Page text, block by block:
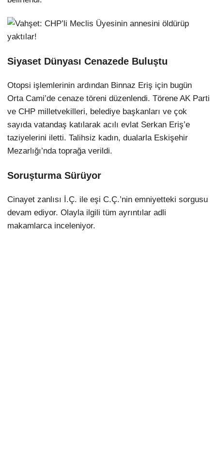
Siyaset Dünyası Cenazede Buluştu
Otopsi işlemlerinin ardından Binnaz Eriş için bugün
Orta Cami’de cenaze töreni düzenlendi. Törene AK Parti
ve CHP milletvekilleri, belediye başkanları ve çok
sayıda vatandaş katılarak acılı evlat Serkan Eriş’e
taziyelerini iletti. Talihsiz kadın, dualarla Eskişehir
Mezarlığı’nda toprağa verildi.
Soruşturma Sürüyor
Cinayet zanlısı İ.Ç. ile eşi C.Ç.’nin emniyetteki sorgusu
devam ediyor. Olayla ilgili tüm ayrıntılar adli
makamlarca inceleniyor.